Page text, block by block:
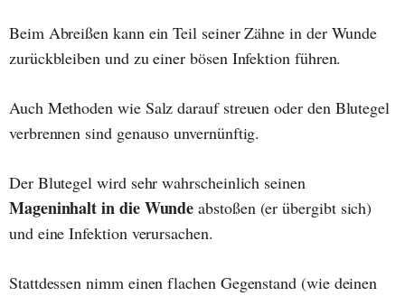
Beim Abreißen kann ein Teil seiner Zähne in der Wunde
zurückbleiben und zu einer bösen Infektion führen.
Auch Methoden wie Salz darauf streuen oder den Blutegel
verbrennen sind genauso unvernünftig.
Der Blutegel wird sehr wahrscheinlich seinen
Mageninhalt in die Wunde abstoßen (er übergibt sich)
und eine Infektion verursachen.
Stattdessen nimm einen flachen Gegenstand (wie deinen